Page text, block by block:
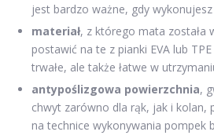
jest bardzo ważne, gdy
materiał, z którego mata została
postawić na te z pianki EVA lub
trwałe, ale także łatwe w
antypoślizgowa powierzchnia,
chwyt zarówno dla rąk, jak i kolan,
na technice wykonywania pompek